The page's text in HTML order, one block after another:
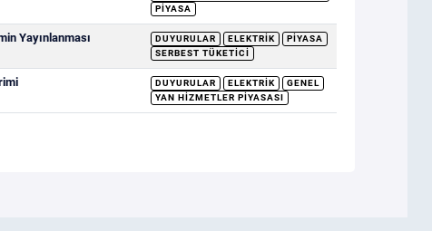
PIYASA
Yayınlanması DUYURULAR ELEKTRIK
PIYASA
SERBEST TÜKETICI
DUYURULAR ELEKTRIK
GENEL
YAN HIZMETLER PIYASASI